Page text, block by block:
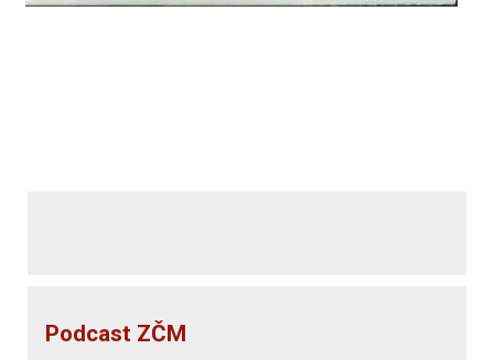
Podcast ZČM